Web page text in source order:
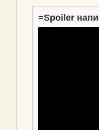
=Spoiler